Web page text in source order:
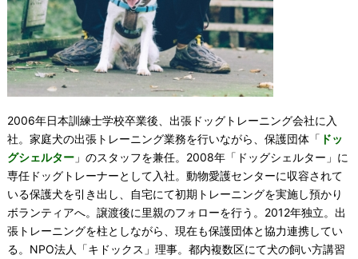
2006年日本訓練士学校卒業後、出張ドッグトレーニング会社に入
社。家庭犬の出張トレーニング業務を行いながら、保護団体「 ドッ
グシェルター」のスタッフを兼任。2008年「ドッグシェルター」に
専任ドッグトレーナーとして入社。動物愛護センターに収容されて
いる保護犬を引き出し、自宅にて初期トレーニングを実施し預かり
ボランティアへ。譲渡後に里親のフォローを行う。2012年独立。出
張トレーニングを柱としながら、現在も保護団体と協力連携してい
る。NPO法人「キドックス」理事。都内複数区にて犬の飼い方講習